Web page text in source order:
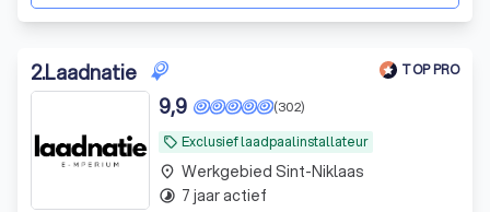
2.Laadnatie TOP PRO
local_offer Exclusief laadpaalinstallateur
(302)
9,9
place Werkgebied Sint-Niklaas
timelapse 7 jaar actief